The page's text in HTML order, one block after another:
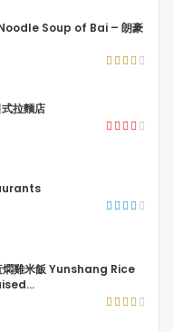
Soup of Bai – 朗豪
拉麵店
燜雞米飯 Yunshang Rice